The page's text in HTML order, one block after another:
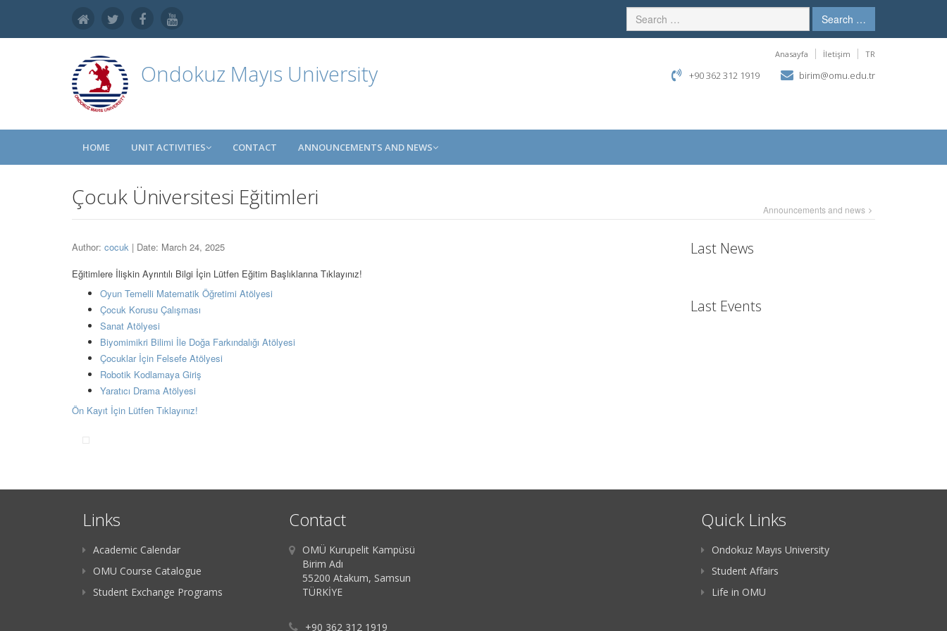
Search …
Ondokuz Mayıs University
Anasayfa İletişim TR
+90 362 312 1919 birim@omu.edu.tr
HOME UNIT ACTIVITIES CONTACT ANNOUNCEMENTS AND NEWS
Çocuk Üniversitesi Eğitimleri Announcements and news
Author: cocuk | Date: March 24, 2025
Eğitimlere İlişkin Ayrıntılı Bilgi İçin Lütfen Eğitim Başlıklarına Tıklayınız!
Oyun Temelli Matematik Öğretimi Atölyesi
Çocuk Korusu Çalışması
Sanat Atölyesi
Biyomimikri Bilimi İle Doğa Farkındalığı Atölyesi
Çocuklar İçin Felsefe Atölyesi
Robotik Kodlamaya Giriş
Yaratıcı Drama Atölyesi
Ön Kayıt İçin Lütfen Tıklayınız!
Last News
Last Events
Links
Academic Calendar
OMU Course Catalogue
Student Exchange Programs
Contact
OMÜ Kurupelit Kampüsü
Birim Adı
55200 Atakum, Samsun
TÜRKİYE
+90 362 312 1919
Quick Links
Ondokuz Mayıs University
Student Affairs
Life in OMU